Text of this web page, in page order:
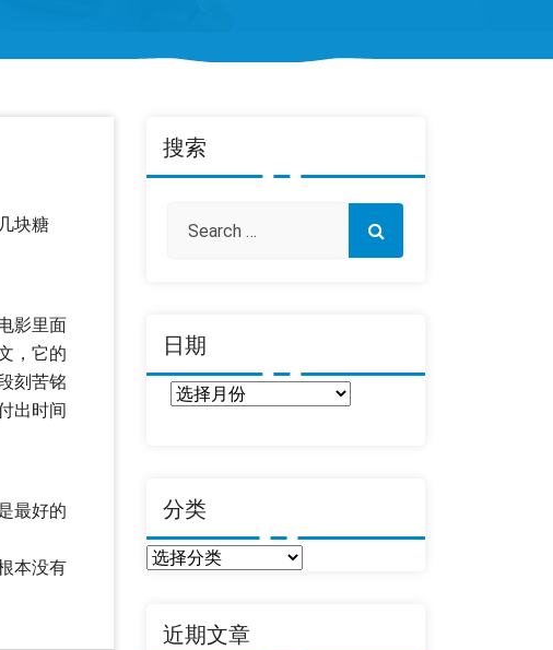
块糖
影里面
，它的
刻苦铭
出时间
最好的
本没有
搜索
日期
分类
分
近期文章